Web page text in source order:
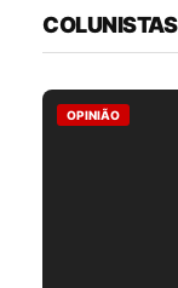
COLUNISTAS
OPINIÃO